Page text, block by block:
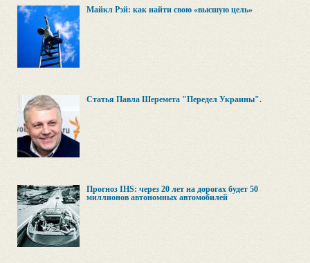
Майкл Рэй: как найти свою «высшую цель»
Cтатья Павла Шеремета "Передел Украины".
Прогноз IHS: через 20 лет на дорогах будет 50
миллионов автономных автомобилей